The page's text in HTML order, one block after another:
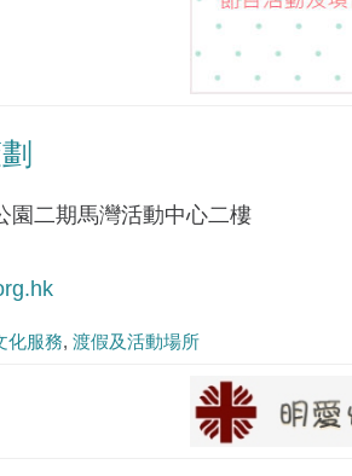
園二期馬灣活動中心二樓
化服務 渡假及活動場所